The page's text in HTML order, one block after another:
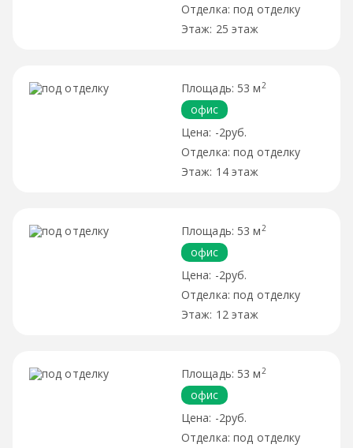
под отделку
25 этаж
53 м 2
офис
-2руб.
под отделку
14 этаж
53 м 2
офис
-2руб.
под отделку
12 этаж
53 м 2
офис
-2руб.
под отделку